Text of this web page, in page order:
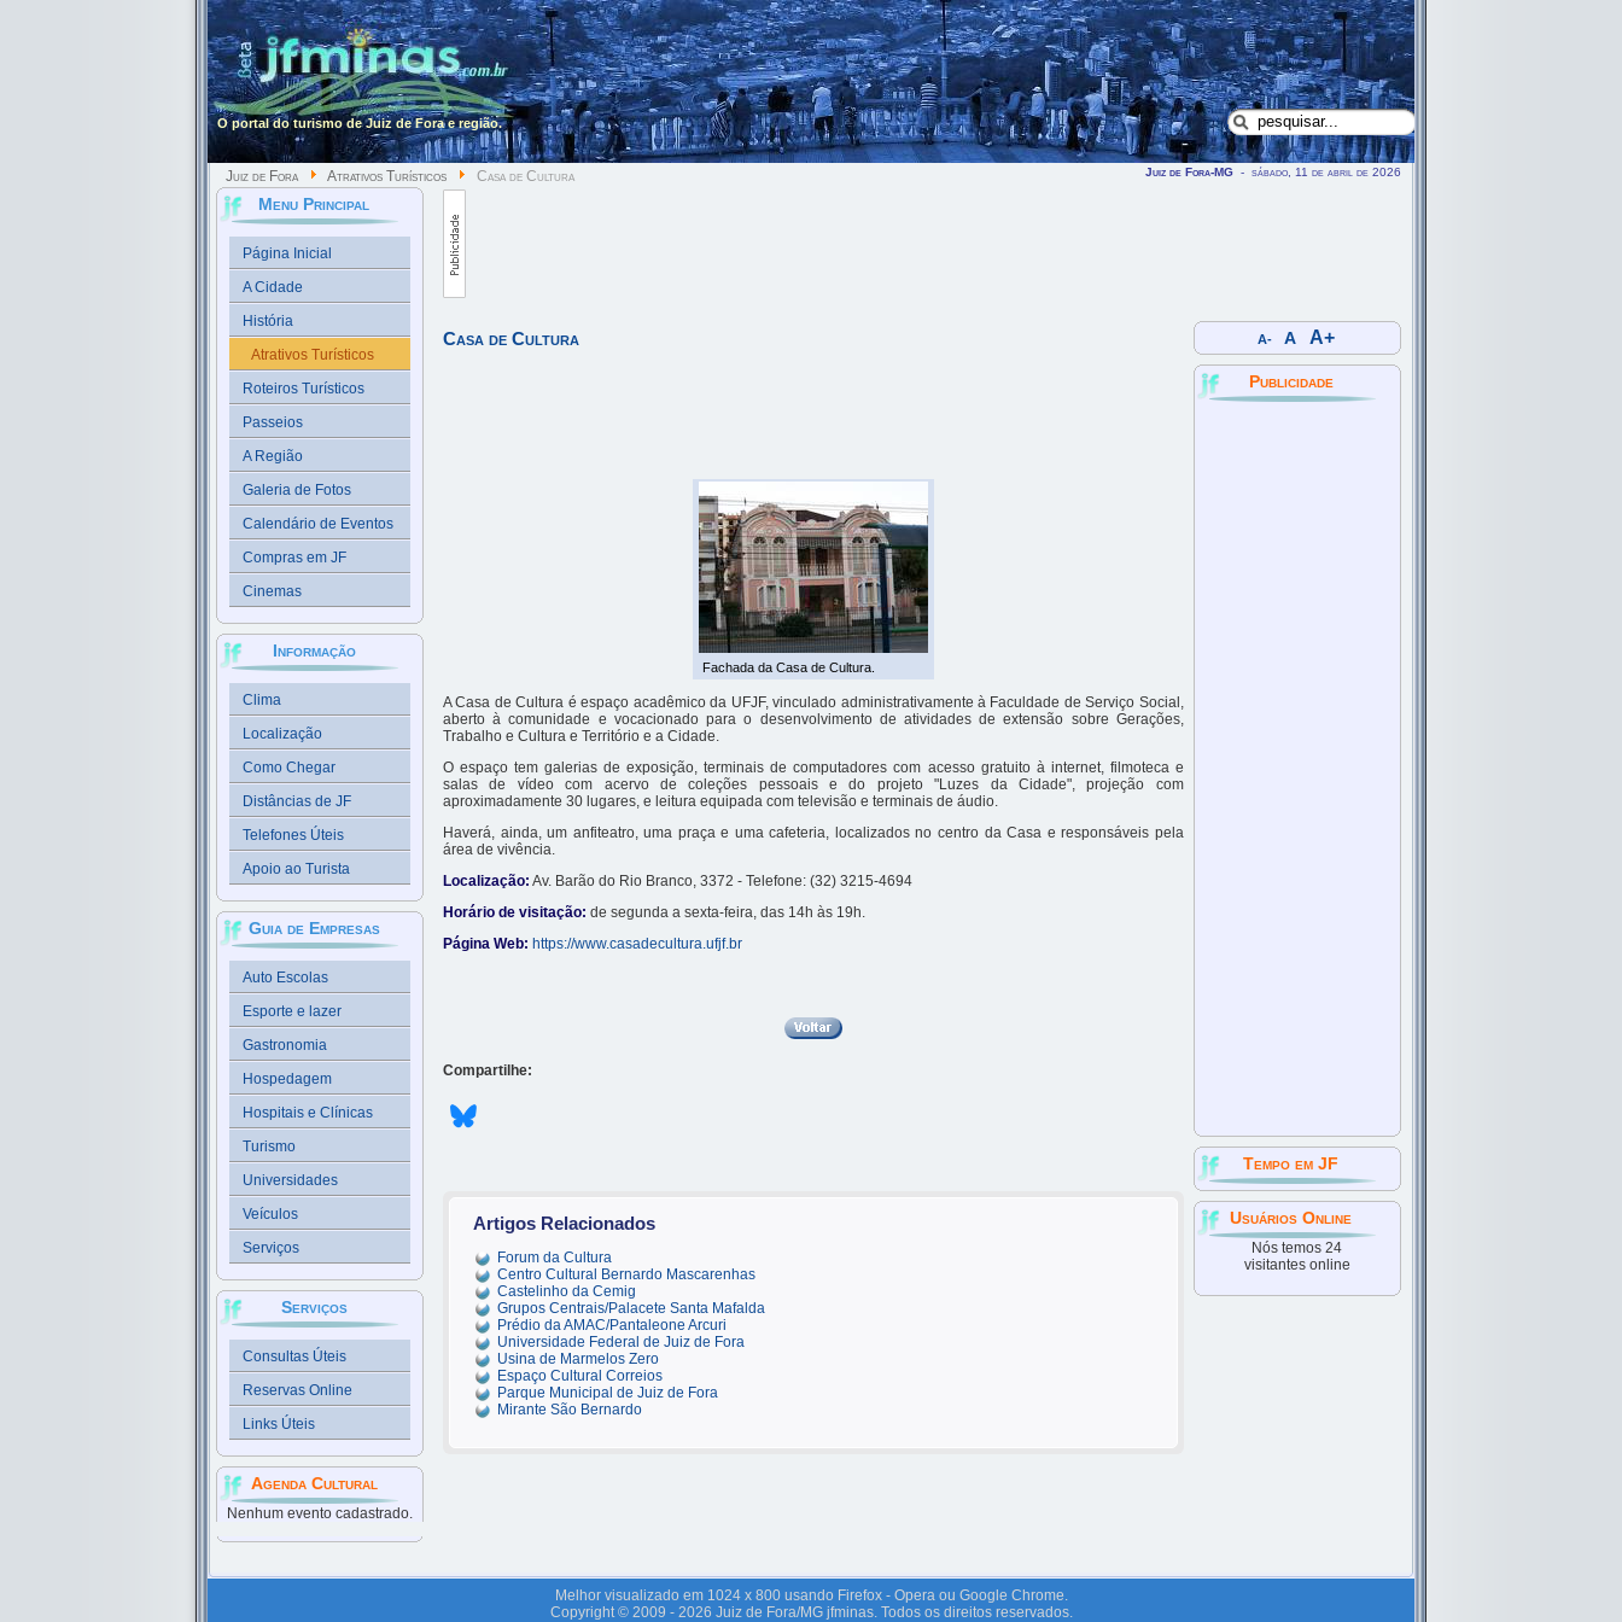
O portal do turismo de Juiz de Fora e região.
Juiz de Fora Atrativos Turísticos Casa de Cultura Juiz de Fora-MG - sábado, 11 de abril de 2026
Menu Principal
Página Inicial
A Cidade
História
Atrativos Turísticos
Roteiros Turísticos
Passeios
A Região
Galeria de Fotos
Calendário de Eventos
Compras em JF
Cinemas
Informação
Clima
Localização
Como Chegar
Distâncias de JF
Telefones Úteis
Apoio ao Turista
Guia de Empresas
Auto Escolas
Esporte e lazer
Gastronomia
Hospedagem
Hospitais e Clínicas
Turismo
Universidades
Veículos
Serviços
Serviços
Consultas Úteis
Reservas Online
Links Úteis
Agenda Cultural
Nenhum evento cadastrado.
Casa de Cultura
Fachada da Casa de Cultura.
A Casa de Cultura é espaço acadêmico da UFJF, vinculado administrativamente à Faculdade de Serviço Social,
aberto à comunidade e vocacionado para o desenvolvimento de atividades de extensão sobre Gerações,
Trabalho e Cultura e Território e a Cidade.
O espaço tem galerias de exposição, terminais de computadores com acesso gratuito à internet, filmoteca e
salas de vídeo com acervo de coleções pessoais e do projeto "Luzes da Cidade", projeção com
aproximadamente 30 lugares, e leitura equipada com televisão e terminais de áudio.
Haverá, ainda, um anfiteatro, uma praça e uma cafeteria, localizados no centro da Casa e responsáveis pela
área de vivência.
Localização: Av. Barão do Rio Branco, 3372 - Telefone: (32) 3215-4694
Horário de visitação: de segunda a sexta-feira, das 14h às 19h.
Página Web: https://www.casadecultura.ufjf.br
Compartilhe:
Artigos Relacionados
Forum da Cultura
Centro Cultural Bernardo Mascarenhas
Castelinho da Cemig
Grupos Centrais/Palacete Santa Mafalda
Prédio da AMAC/Pantaleone Arcuri
Universidade Federal de Juiz de Fora
Usina de Marmelos Zero
Espaço Cultural Correios
Parque Municipal de Juiz de Fora
Mirante São Bernardo
A- A A+
Publicidade
Tempo em JF
Usuários Online
Nós temos 24
visitantes online
Melhor visualizado em 1024 x 800 usando Firefox - Opera ou Google Chrome.
Copyright © 2009 - 2026 Juiz de Fora/MG jfminas. Todos os direitos reservados.